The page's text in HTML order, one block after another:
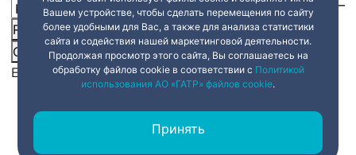
Resetrestore all settings to the default values Done
Close Modal Dialog
End of dialog window.
Три стихии Петербурга.
города
Победить рак! Разработки
НМИЦ онкологии им. Н.Н.
Вашем устройстве, чтобы сделать перемещения по сайту
более удобными для Вас, а также для анализа статистики
сайта и содействия нашей маркетинговой деятельности.
Продолжая просмотр этого сайта, Вы соглашаетесь на
обработку файлов cookie в соответствии с Политикой
использования АО «ГАТР» файлов cookie.
Принять